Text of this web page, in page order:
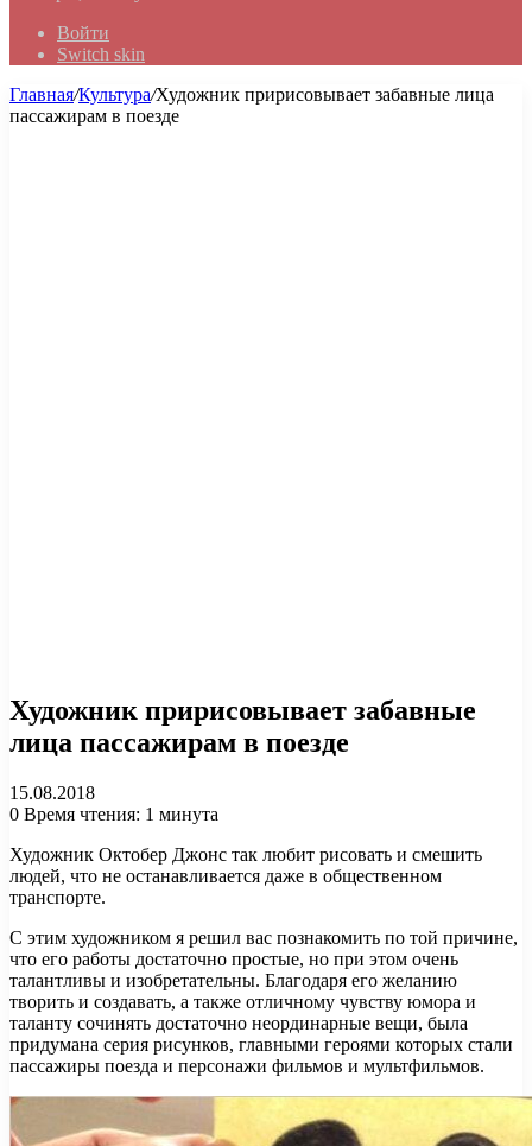
Войти
Switch skin
Главная/Культура/Художник пририсовывает забавные лица
пассажирам в поезде
Художник пририсовывает забавные
лица пассажирам в поезде
15.08.2018
0 Время чтения: 1 минута
Художник Октобер Джонс так любит рисовать и смешить
людей, что не останавливается даже в общественном
транспорте.
С этим художником я решил вас познакомить по той причине,
что его работы достаточно простые, но при этом очень
талантливы и изобретательны. Благодаря его желанию
творить и создавать, а также отличному чувству юмора и
таланту сочинять достаточно неординарные вещи, была
придумана серия рисунков, главными героями которых стали
пассажиры поезда и персонажи фильмов и мультфильмов.